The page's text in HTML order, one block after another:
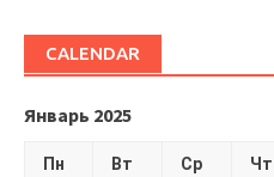
CALENDAR
Январь 2025
Пн Вт Ср Чт